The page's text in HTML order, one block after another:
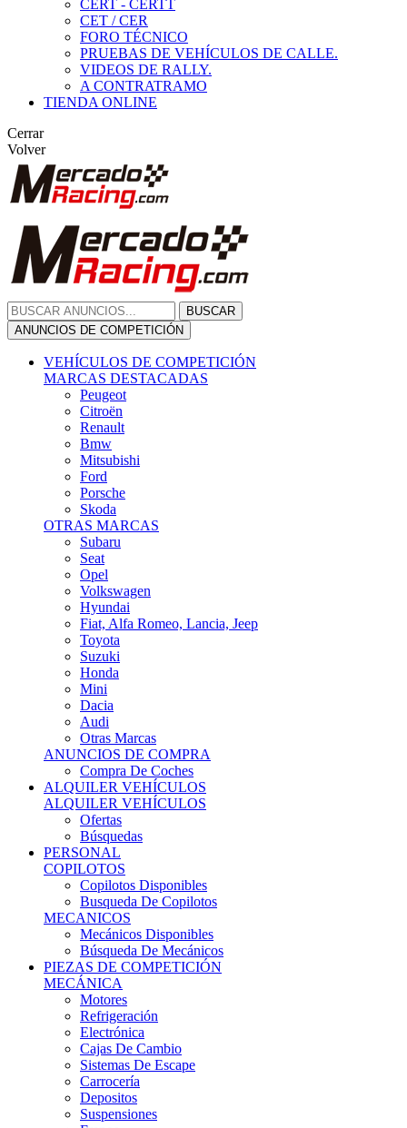
CERT - CERTT
CET / CER
FORO TÉCNICO
PRUEBAS DE VEHÍCULOS DE CALLE.
VIDEOS DE RALLY.
A CONTRATRAMO
TIENDA ONLINE
Cerrar
Volver
BUSCAR
ANUNCIOS DE COMPETICIÓN
VEHÍCULOS DE COMPETICIÓN
MARCAS DESTACADAS
Peugeot
Citroën
Renault
Bmw
Mitsubishi
Ford
Porsche
Skoda
OTRAS MARCAS
Subaru
Seat
Opel
Volkswagen
Hyundai
Fiat, Alfa Romeo, Lancia, Jeep
Toyota
Suzuki
Honda
Mini
Dacia
Audi
Otras Marcas
ANUNCIOS DE COMPRA
Compra De Coches
ALQUILER VEHÍCULOS
ALQUILER VEHÍCULOS
Ofertas
Búsquedas
PERSONAL
COPILOTOS
Copilotos Disponibles
Busqueda De Copilotos
MECANICOS
Mecánicos Disponibles
Búsqueda De Mecánicos
PIEZAS DE COMPETICIÓN
MECÁNICA
Motores
Refrigeración
Electrónica
Cajas De Cambio
Sistemas De Escape
Carrocería
Depositos
Suspensiones